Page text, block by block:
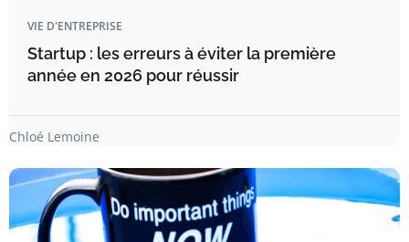
VIE D'ENTREPRISE
Startup : les erreurs à éviter la première
année en 2026 pour réussir
Chloé Lemoine